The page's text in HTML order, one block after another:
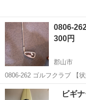
0806-
300円
郡山市
0806-262 ゴルフクラブ 【状態】 ・使用に伴う多少のスレ、キズ、落
としきれない汚れなどござ
値引きは出来かねますので
福島 郡山市 スポー
ビギ